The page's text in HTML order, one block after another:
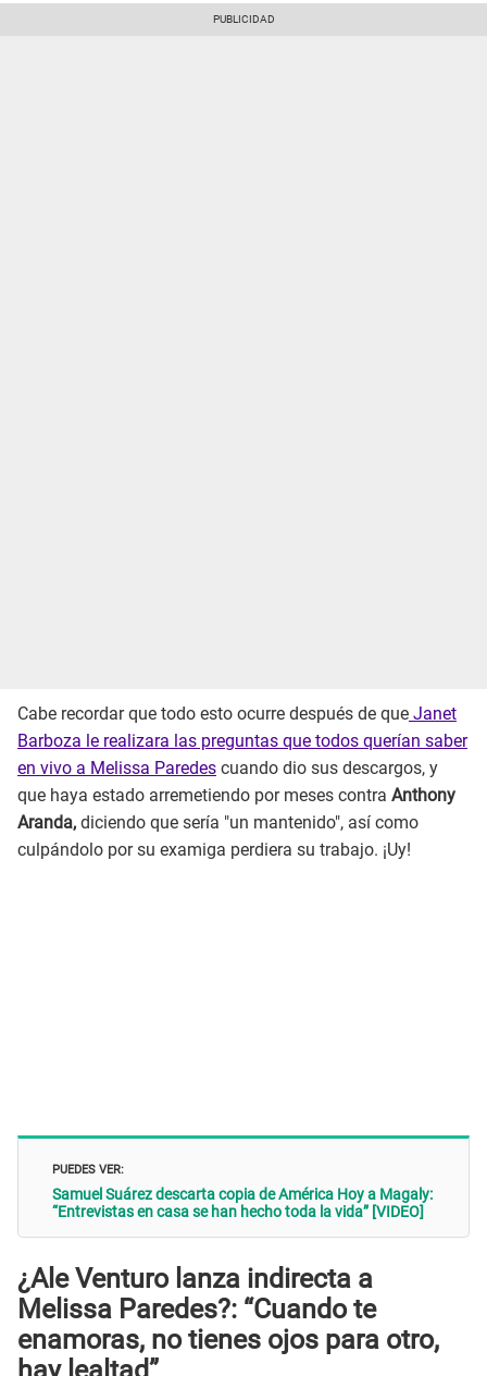
Cabe recordar que todo esto ocurre después de que Janet
Barboza le realizara las preguntas que todos querían saber
en vivo a Melissa Paredes cuando dio sus descargos, y
que haya estado arremetiendo por meses contra Anthony
Aranda, diciendo que sería "un mantenido", así como
culpándolo por su examiga perdiera su trabajo. ¡Uy!
PUEDES VER:
Samuel Suárez descarta copia de América Hoy a Magaly:
“Entrevistas en casa se han hecho toda la vida” [VIDEO]
¿Ale Venturo lanza indirecta a
Melissa Paredes?: “Cuando te
enamoras, no tienes ojos para otro,